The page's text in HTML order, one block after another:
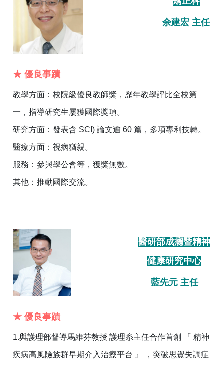
余建宏 主任
★ 優良事蹟
教學方面：校院級優良教師獎，歷年教學評比全校第
一，指導研究生屢獲國際獎項。
研究方面：發表含 SCI) 論文逾 60 篇，多項專利技轉。
醫療方面：視病猶親。
服務：參與學公會等，獲獎無數。
其他：推動國際交流。
醫研部成癮暨精神
健康研究中心
藍先元 主任
★ 優良事蹟
1.與護理部督導馬維芬教授 護理糸主任合作首創 『 精神
疾病高風險族群早期介入治療平台 』 ，突破思覺失調症